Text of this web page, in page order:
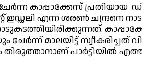
ചേര്‍ന്ന കാപ്പാക്കേസ്
എന്ന ശരണ്‍ ചന്ദ്രനെ
ചേര്‍ന്ന് മാലയിട്ട്
തിരുത്താനാണ് പാര്‍ട്ടിയില്‍